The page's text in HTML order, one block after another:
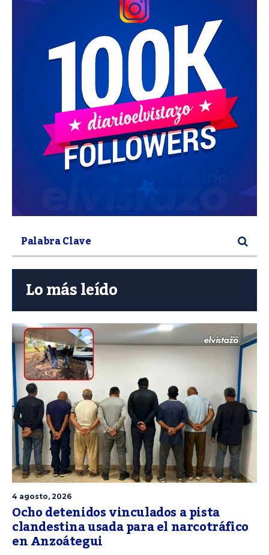
Lo más leído
4 agosto, 2026
Ocho detenidos vinculados a pista
clandestina usada para el narcotráfico
en Anzoátegui